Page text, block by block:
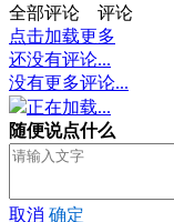
全部评论
评论
点击加载更多
还没有评论...
没有更多评论...
正在加载...
随便说点什么
取消 确定